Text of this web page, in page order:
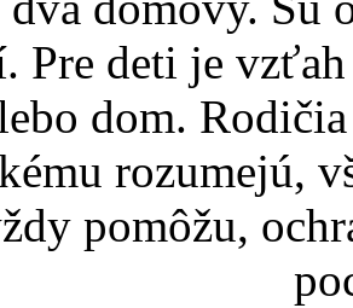
Pre deti je
dom.
rozumejú,
pomôžu,